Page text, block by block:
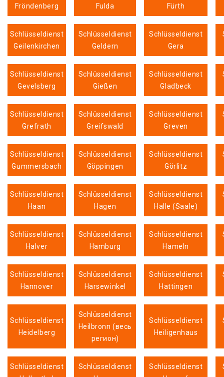
Fröndenberg
Fulda
Fürth
Schlüsseldienst
Geilenkirchen
Schlüsseldienst
Geldern
Schlüsseldienst
Gera
Schlüsseldienst
Gevelsberg
Schlüsseldienst
Gießen
Schlüsseldienst
Gladbeck
Schlüsseldienst
Grefrath
Schlüsseldienst
Greifswald
Schlüsseldienst
Greven
Schlüsseldienst
Gummersbach
Schlüsseldienst
Göppingen
Schlüsseldienst
Görlitz
Schlüsseldienst
Haan
Schlüsseldienst
Hagen
Schlüsseldienst
Halle (Saale)
Schlüsseldienst
Halver
Schlüsseldienst
Hamburg
Schlüsseldienst
Hameln
Schlüsseldienst
Hannover
Schlüsseldienst
Harsewinkel
Schlüsseldienst
Hattingen
Schlüsseldienst
Heidelberg
Schlüsseldienst
Heilbronn (весь
регион)
Schlüsseldienst
Heiligenhaus
Schlüsseldienst
Schlüsseldienst
Schlüsseldienst